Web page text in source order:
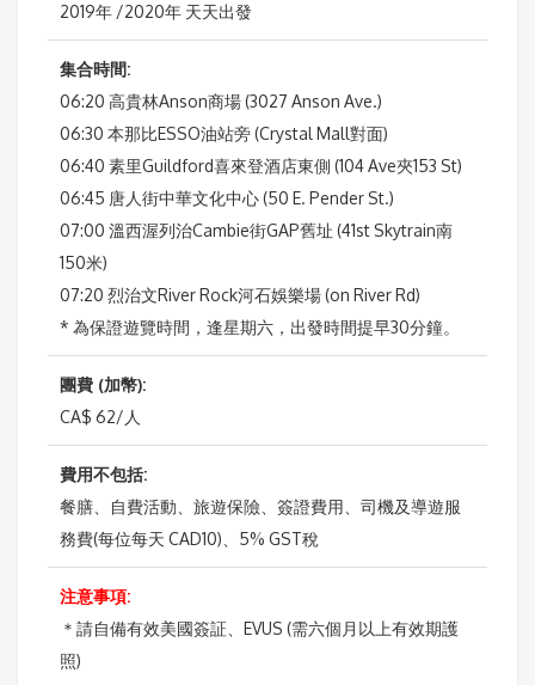
2019年 /2020年 天天出發
集合時間:
06:20 高貴林Anson商場 (3027 Anson Ave.)
06:30 本那比ESSO油站旁 (Crystal Mall對面)
06:40 素里Guildford喜來登酒店東側 (104 Ave夾153 St)
06:45 唐人街中華文化中心 (50 E. Pender St.)
07:00 溫西渥列治Cambie街GAP舊址 (41st Skytrain南
150米)
07:20 烈治文River Rock河石娛樂場 (on River Rd)
* 為保證遊覽時間，逢星期六，出發時間提早30分鐘。
團費 (加幣):
CA$ 62/人
費用不包括:
餐膳、自費活動、旅遊保險、簽證費用、司機及導遊服
務費(每位每天 CAD10)、5% GST稅
注意事項:
＊請自備有效美國簽証、EVUS (需六個月以上有效期護
照)